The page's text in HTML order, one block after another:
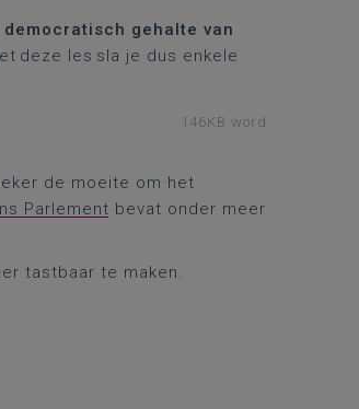
democratisch gehalte van
deze les sla je dus enkele
146KB word
de moeite om het
Parlement bevat onder meer
tastbaar te maken.